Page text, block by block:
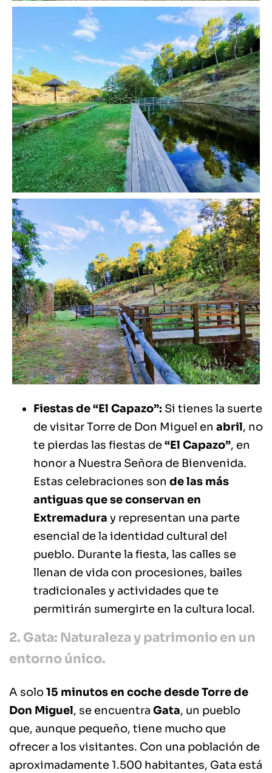
Fiestas de “El Capazo”: Si tienes la suerte
de visitar Torre de Don Miguel en abril, no
te pierdas las fiestas de“El Capazo”, en
honor a Nuestra Señora de Bienvenida.
Estas celebraciones son de las más
antiguas que se conservan en
Extremadura y representan una parte
esencial de la identidad cultural del
pueblo. Durante la fiesta, las calles se
llenan de vida con procesiones, bailes
tradicionales y actividades que te
permitirán sumergirte en la cultura local.
2. Gata: Naturaleza y patrimonio en un
entorno único.
A solo15 minutos en coche desde Torre de
Don Miguel, se encuentra Gata, un pueblo
que, aunque pequeño, tiene mucho que
ofrecer a los visitantes. Con una población de
aproximadamente 1.500 habitantes, Gata está